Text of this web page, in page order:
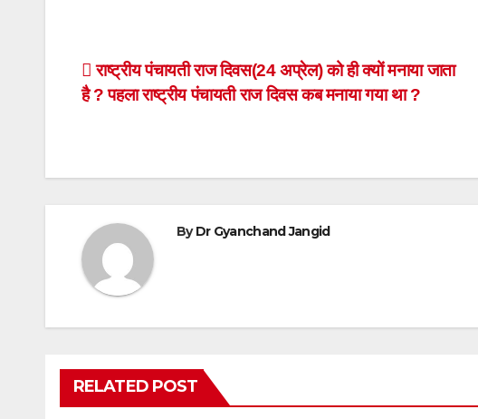
Post
navigation
राष्ट्रीय पंचायती राज दिवस(24 अप्रेल) को ही क्यों मनाया जाता
है ? पहला राष्ट्रीय पंचायती राज दिवस कब मनाया गया था ?
ByDr Gyanchand Jangid
RELATED POST